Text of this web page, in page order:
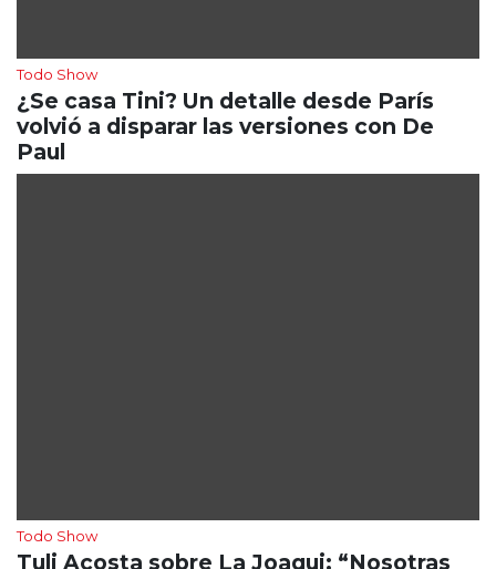
Todo Show
¿Se casa Tini? Un detalle desde París
volvió a disparar las versiones con De
Paul
Todo Show
Tuli Acosta sobre La Joaqui: “Nosotras